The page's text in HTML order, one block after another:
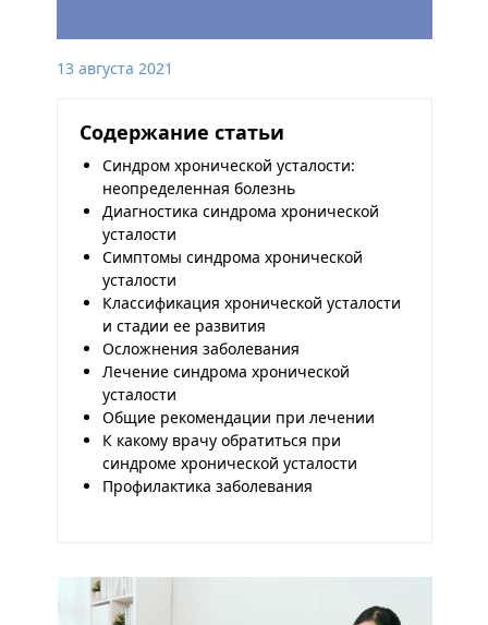
13 августа 2021
Содержание статьи
Синдром хронической усталости:
неопределенная болезнь
Диагностика синдрома хронической
усталости
Симптомы синдрома хронической
усталости
Классификация хронической усталости
и стадии ее развития
Осложнения заболевания
Лечение синдрома хронической
усталости
Общие рекомендации при лечении
К какому врачу обратиться при
синдроме хронической усталости
Профилактика заболевания